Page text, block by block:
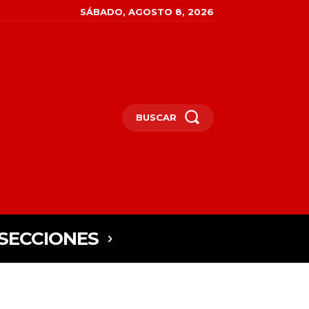
SÁBADO, AGOSTO 8, 2026
BUSCAR